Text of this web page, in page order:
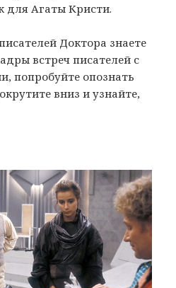
для Агаты Кристи.
Доктора знаете
встреч писателей с
попробуйте опознать
вниз и узнайте,